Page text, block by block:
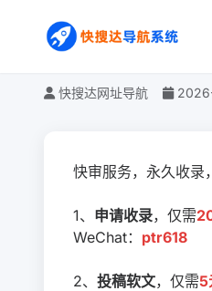
快审服务
快搜达网址导航
快审服务，永久收录
1、 申请收录，仅需
WeChat： ptr618
2、 投稿软文，仅需5